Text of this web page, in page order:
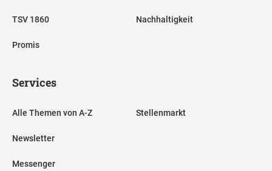
TSV 1860
Promis
Nachhaltigkeit
Services
Alle Themen von A-Z
Newsletter
Messenger
Stellenmarkt